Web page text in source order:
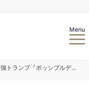
Menu
The Impossible Company コスパ最強トランプ『ポッシブルデック』 レビュー 進化する台湾製デック